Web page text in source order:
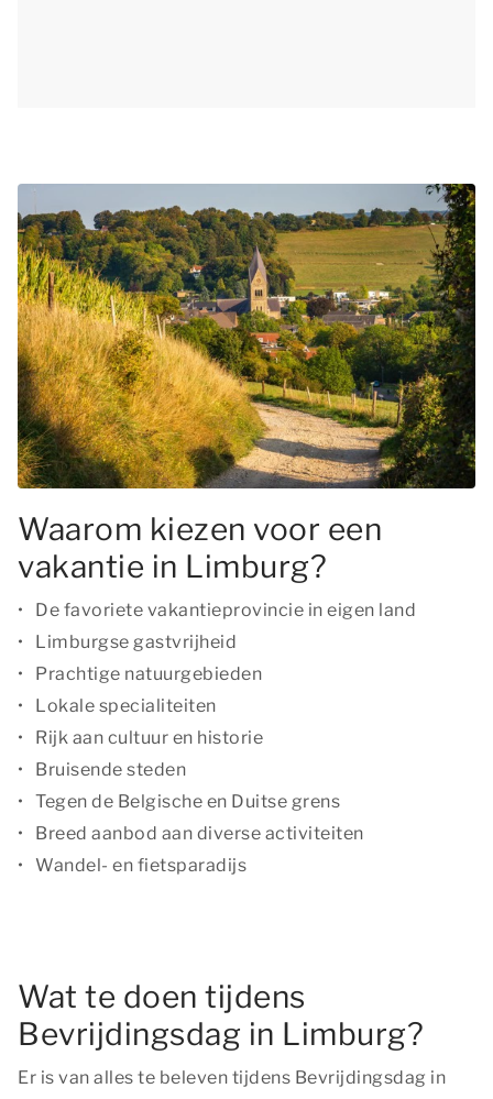
Waarom kiezen voor een
vakantie in Limburg?
De favoriete vakantieprovincie in eigen land
Limburgse gastvrijheid
Prachtige natuurgebieden
Lokale specialiteiten
Rijk aan cultuur en historie
Bruisende steden
Tegen de Belgische en Duitse grens
Breed aanbod aan diverse activiteiten
Wandel- en fietsparadijs
Wat te doen tijdens
Bevrijdingsdag in Limburg?
Er is van alles te beleven tijdens Bevrijdingsdag in